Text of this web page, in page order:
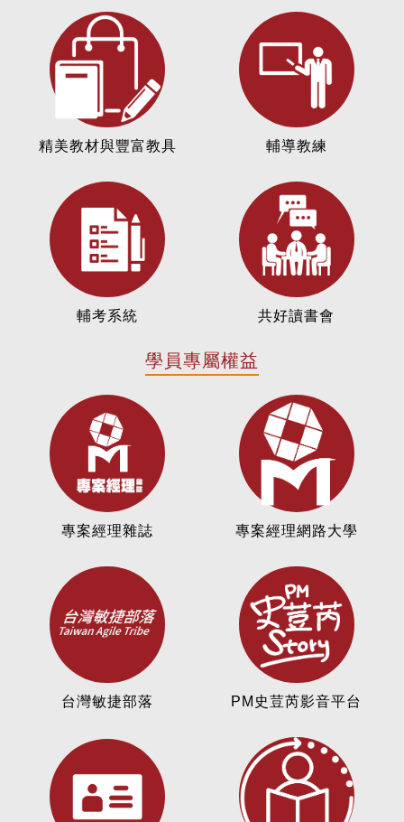
精美教材與豐富教具 輔導教練
輔考系統 共好讀書會
學員專屬權益
專案經理雜誌 專案經理網路大學
台灣敏捷部落 PM史荳芮影音平台